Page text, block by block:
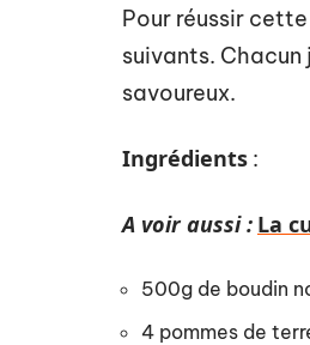
Pour réussir
suivants.
savoureux.
Ingrédients :
A voir aussi : La
500g de boudin
4 pommes de